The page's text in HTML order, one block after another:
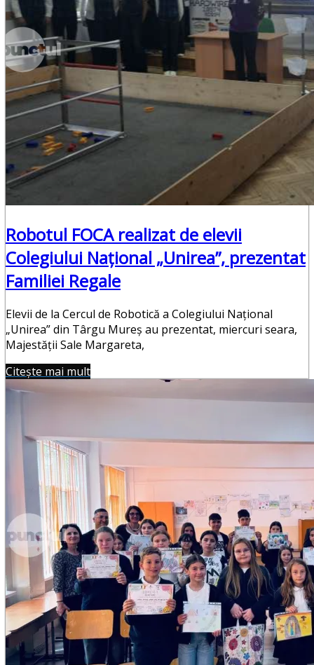
Punctul Negru
Anunturi
Despre noi
Publicitate
Contact
Robotul FOCA realizat de elevii
Colegiului Naţional „Unirea”, prezentat
Familiei Regale
Elevii de la Cercul de Robotică a Colegiului Naţional
„Unirea” din Târgu Mureş au prezentat, miercuri seara,
Majestăţii Sale Margareta,
Citește mai mult